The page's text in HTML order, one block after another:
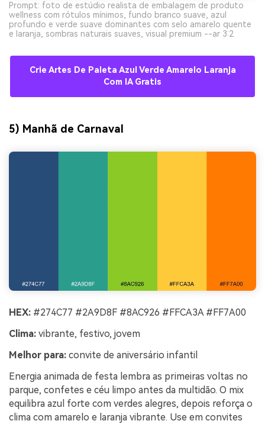
Prompt: foto de estúdio realista de embalagem de produto
wellness com rótulos mínimos, fundo branco suave, azul
profundo e verde suave dominantes com selo amarelo quente
e laranja, sombras naturais suaves, visual premium --ar 3:2
Crie Artes De Paleta Azul Verde Amarelo Laranja
Com IA Gratis
5) Manhã de Carnaval
HEX: #274C77 #2A9D8F #8AC926 #FFCA3A #FF7A00
Clima: vibrante, festivo, jovem
Melhor para: convite de aniversário infantil
Energia animada de festa lembra as primeiras voltas no
parque, confetes e céu limpo antes da multidão. O mix
equilibra azul forte com verdes alegres, depois reforça o
clima com amarelo e laranja vibrante. Use em convites